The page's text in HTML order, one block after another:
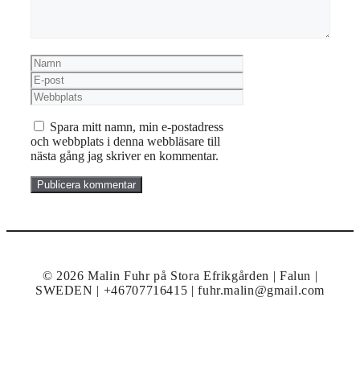
Namn
E-
post
Webbplats
Spara mitt namn, min e-postadress
och webbplats i denna webbläsare till
nästa gång jag skriver en kommentar.
© 2026 Malin Fuhr på Stora Efrikgården | Falun |
SWEDEN | +46707716415 | fuhr.malin@gmail.com